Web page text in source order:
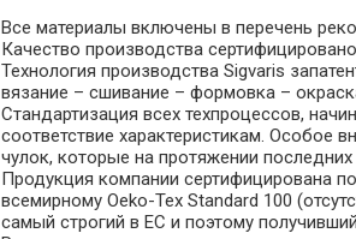
Все материалы включены в перечень
Качество производства
Технология производства Sigvaris
вязание – сшивание – формовка –
Стандартизация всех техпроцессов,
соответствие характеристикам. Особое
чулок, которые на протяжении
Продукция компании сертифицирована
всемирному Oeko-Tex Standard 100
самый строгий в ЕС и поэтому